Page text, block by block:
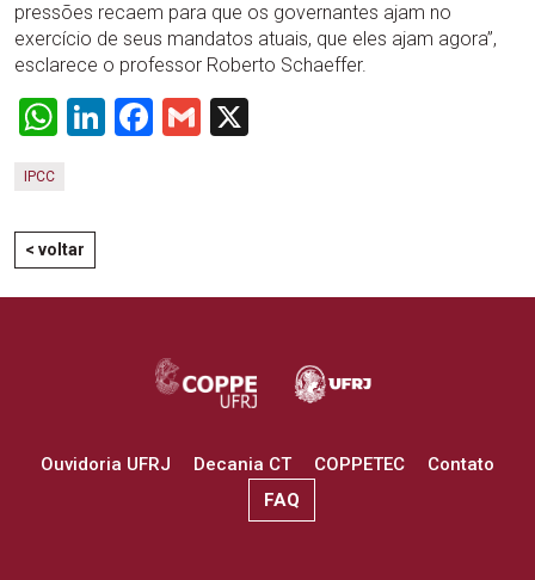
pressões recaem para que os governantes ajam no
exercício de seus mandatos atuais, que eles ajam agora”,
esclarece o professor Roberto Schaeffer.
WhatsApp
LinkedIn
Facebook
Gmail
IPCC
< voltar
Ouvidoria UFRJ Decania CT COPPETEC
Contato
FAQ